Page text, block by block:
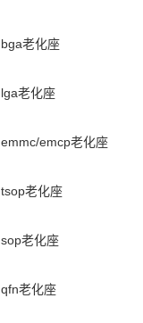
bga老化座
lga老化座
emmc/emcp老化座
tsop老化座
sop老化座
qfn老化座